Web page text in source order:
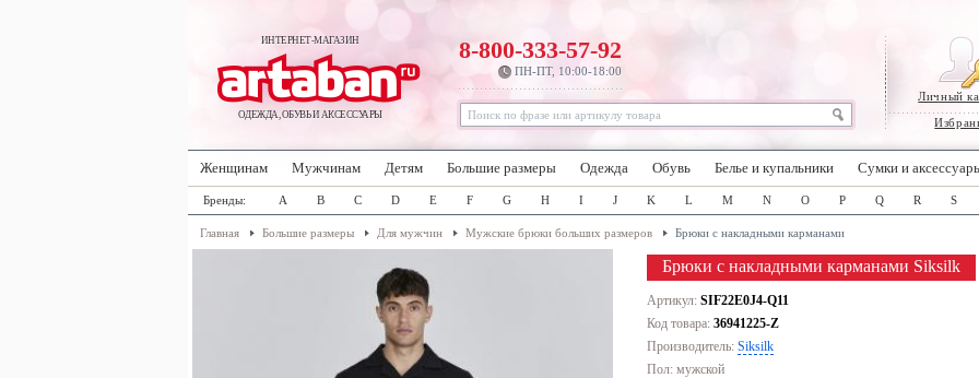
ИНТЕРНЕТ-МАГАЗИН
ОДЕЖДА, ОБУВЬ И АКСЕССУАРЫ
Личный
8-800-333-57-92
ПН-ПТ, 10:00-18:00
Женщинам Мужчинам Детям Большие размеры Одежда Обувь Белье и купальники Сумки и
Бренды: A B C D E F G H I J K L M N O P Q R S
Главная Большие размеры Для мужчин Мужские брюки больших размеров Брюки с накладными карманами
Брюки с накладными карманами Siksilk
Артикул: SIF22E0J4-Q11
Код товара: 36941225-Z
Производитель: Siksilk
Пол: мужской